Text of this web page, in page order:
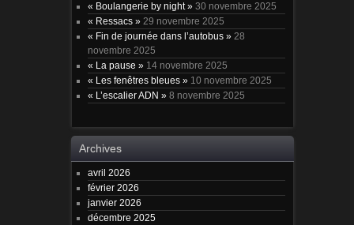
« Boulangerie by night » 30 novembre 2025
« Ressacs » 29 novembre 2025
« Fin de journée dans l’autobus » 28
novembre 2025
« La pause » 14 novembre 2025
« Les fenêtres bleues » 10 novembre 2025
« L’escalier ADN » 8 novembre 2025
Archives
avril 2026
février 2026
janvier 2026
décembre 2025